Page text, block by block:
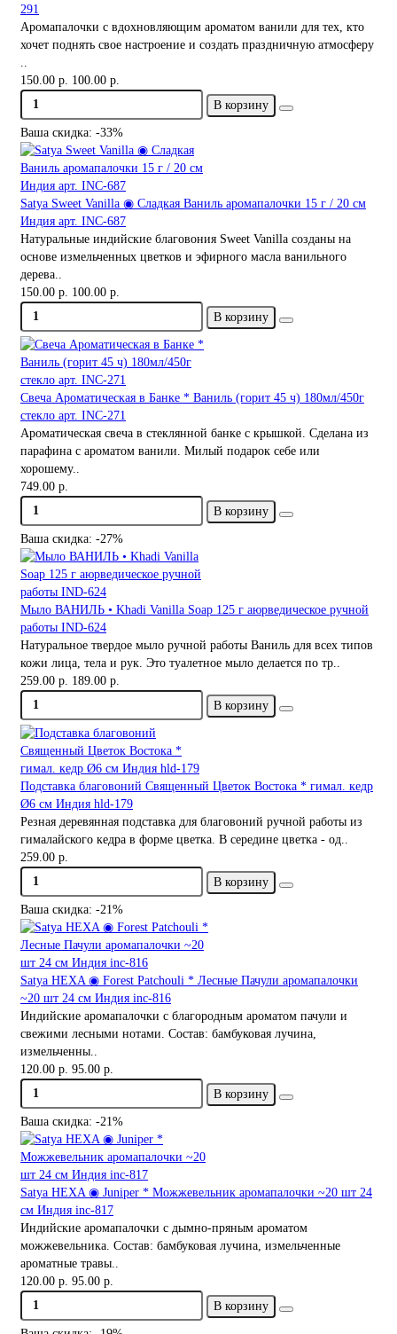
291
Аромапалочки с вдохновляющим ароматом ванили для тех, кто
хочет поднять свое настроение и создать праздничную атмосферу
150.00 р. 100.00 р.
В корзину
Ваша скидка: -33%
Satya Sweet Vanilla ◉ Сладкая Ваниль аромапалочки 15 г / 20 см
Индия арт. INC-687
Натуральные индийские благовония Sweet Vanilla созданы на
основе измельченных цветков и эфирного масла ванильного
дерева..
150.00 р. 100.00 р.
В корзину
Свеча Ароматическая в Банке * Ваниль (горит 45 ч) 180мл/450г
стекло арт. INC-271
Ароматическая свеча в стеклянной банке с крышкой. Сделана из
парафина с ароматом ванили. Милый подарок себе или
хорошему..
749.00 р.
В корзину
Ваша скидка: -27%
Мыло ВАНИЛЬ • Khadi Vanilla Soap 125 г аюрведическое ручной
работы IND-624
Натуральное твердое мыло ручной работы Ваниль для всех типов
кожи лица, тела и рук. Это туалетное мыло делается по тр..
259.00 р. 189.00 р.
В корзину
Подставка благовоний Священный Цветок Востока * гимал. кедр
Ø6 см Индия hld-179
Резная деревянная подставка для благовоний ручной работы из
гималайского кедра в форме цветка. В середине цветка - од..
259.00 р.
В корзину
Ваша скидка: -21%
Satya HEXA ◉ Forest Patchouli * Лесные Пачули аромапалочки
~20 шт 24 см Индия inc-816
Индийские аромапалочки с благородным ароматом пачули и
свежими лесными нотами. Состав: бамбуковая лучина,
измельченны..
120.00 р. 95.00 р.
В корзину
Ваша скидка: -21%
Satya HEXA ◉ Juniper * Можжевельник аромапалочки ~20 шт 24
см Индия inc-817
Индийские аромапалочки с дымно-пряным ароматом
можжевельника. Состав: бамбуковая лучина, измельченные
ароматные травы..
120.00 р. 95.00 р.
В корзину